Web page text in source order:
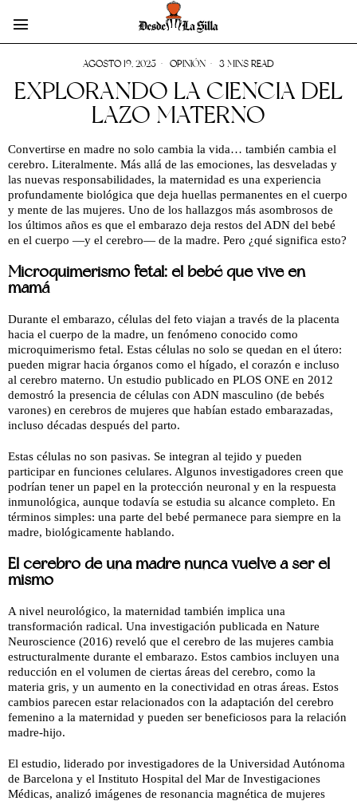
AGOSTO 19, 2025 OPINIÓN 3 MINS READ
EXPLORANDO LA CIENCIA DEL
LAZO MATERNO
Convertirse en madre no solo cambia la vida… también cambia el
cerebro. Literalmente. Más allá de las emociones, las desveladas y
las nuevas responsabilidades, la maternidad es una experiencia
profundamente biológica que deja huellas permanentes en el cuerpo
y mente de las mujeres. Uno de los hallazgos más asombrosos de
los últimos años es que el embarazo deja restos del ADN del bebé
en el cuerpo —y el cerebro— de la madre. Pero ¿qué significa esto?
Microquimerismo fetal: el bebé que vive en
mamá
Durante el embarazo, células del feto viajan a través de la placenta
hacia el cuerpo de la madre, un fenómeno conocido como
microquimerismo fetal. Estas células no solo se quedan en el útero:
pueden migrar hacia órganos como el hígado, el corazón e incluso
al cerebro materno. Un estudio publicado en PLOS ONE en 2012
demostró la presencia de células con ADN masculino (de bebés
varones) en cerebros de mujeres que habían estado embarazadas,
incluso décadas después del parto.
Estas células no son pasivas. Se integran al tejido y pueden
participar en funciones celulares. Algunos investigadores creen que
podrían tener un papel en la protección neuronal y en la respuesta
inmunológica, aunque todavía se estudia su alcance completo. En
términos simples: una parte del bebé permanece para siempre en la
madre, biológicamente hablando.
El cerebro de una madre nunca vuelve a ser el
mismo
A nivel neurológico, la maternidad también implica una
transformación radical. Una investigación publicada en Nature
Neuroscience (2016) reveló que el cerebro de las mujeres cambia
estructuralmente durante el embarazo. Estos cambios incluyen una
reducción en el volumen de ciertas áreas del cerebro, como la
materia gris, y un aumento en la conectividad en otras áreas. Estos
cambios parecen estar relacionados con la adaptación del cerebro
femenino a la maternidad y pueden ser beneficiosos para la relación
madre-hijo.
El estudio, liderado por investigadores de la Universidad Autónoma
de Barcelona y el Instituto Hospital del Mar de Investigaciones
Médicas, analizó imágenes de resonancia magnética de mujeres